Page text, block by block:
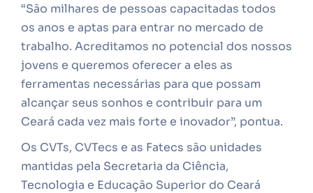
“São milhares de pessoas capacitadas todos
os anos e aptas para entrar no mercado de
trabalho. Acreditamos no potencial dos nossos
jovens e queremos oferecer a eles as
ferramentas necessárias para que possam
alcançar seus sonhos e contribuir para um
Ceará cada vez mais forte e inovador”, pontua.
Os CVTs, CVTecs e as Fatecs são unidades
mantidas pela Secretaria da Ciência,
Tecnologia e Educação Superior do Ceará